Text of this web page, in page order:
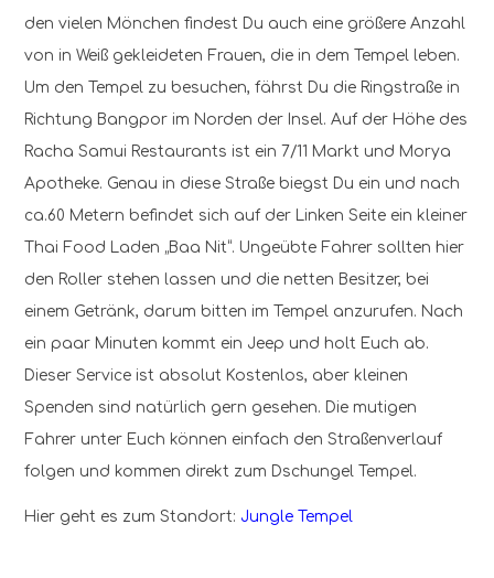
den vielen Mönchen findest Du auch eine größere Anzahl
von in Weiß gekleideten Frauen, die in dem Tempel leben.
Um den Tempel zu besuchen, fährst Du die Ringstraße in
Richtung Bangpor im Norden der Insel. Auf der Höhe des
Racha Samui Restaurants ist ein 7/11 Markt und Morya
Apotheke. Genau in diese Straße biegst Du ein und nach
ca.60 Metern befindet sich auf der Linken Seite ein kleiner
Thai Food Laden „Baa Nit“. Ungeübte Fahrer sollten hier
den Roller stehen lassen und die netten Besitzer, bei
einem Getränk, darum bitten im Tempel anzurufen. Nach
ein paar Minuten kommt ein Jeep und holt Euch ab.
Dieser Service ist absolut Kostenlos, aber kleinen
Spenden sind natürlich gern gesehen. Die mutigen
Fahrer unter Euch können einfach den Straßenverlauf
folgen und kommen direkt zum Dschungel Tempel.
Hier geht es zum Standort: Jungle Tempel